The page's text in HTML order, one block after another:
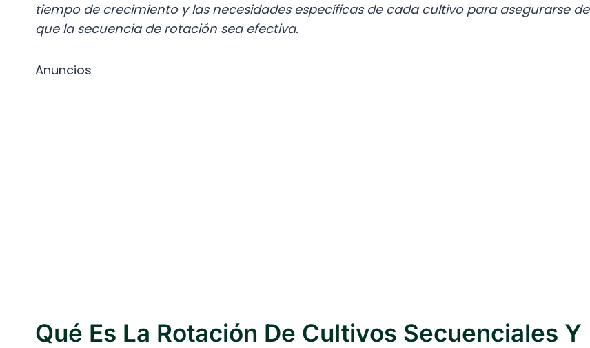
tiempo de crecimiento y las necesidades específicas de cada cultivo para asegurarse de
que la secuencia de rotación sea efectiva.
Anuncios
Qué Es La Rotación De Cultivos Secuenciales Y